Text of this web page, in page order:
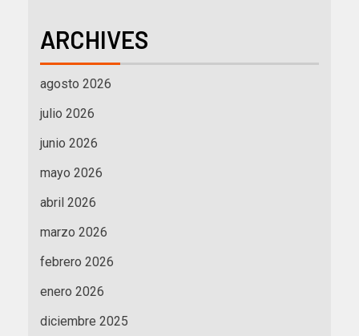
ARCHIVES
agosto 2026
julio 2026
junio 2026
mayo 2026
abril 2026
marzo 2026
febrero 2026
enero 2026
diciembre 2025